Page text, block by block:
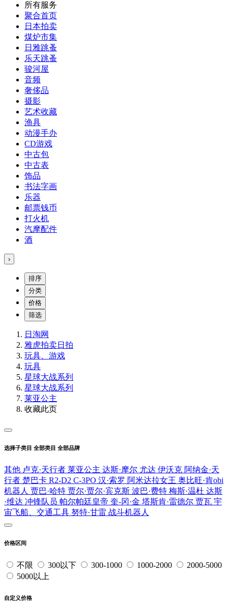
所有服务
聚合首页
日本拍卖
煤炉市集
日雅跳蚤
乐天跳蚤
骏河屋
音频
奢侈品
摄影
艺术收藏
渔具
动漫手办
CD游戏
中古包
中古表
饰品
书法字画
乐器
邮票钱币
打火机
汽摩配件
酒
›
排序
分类
价格
筛选
日淘网
雅虎拍卖日拍
玩具、游戏
玩具
星球大战系列
星球大战系列
莱亚公主
收藏此页
选择子类目 全部类目 全部品牌
其他 卢克·天行者 莱亚公主 达斯·摩尔 尤达 伊沃克 阿纳金·天
行者 楚巴卡 R2-D2 C-3PO 汉·索罗 阿米达拉女王 奥比旺·肯obi
机器人 贾巴·哈特 贾尔·贾尔·宾克斯 波巴·费特 梅斯·温杜 达斯
·维达 冲锋队员 帕尔帕廷皇帝 奎-冈·金 塔斯肯·雷德尔 贾瓦 宇
宙飞船、交通工具 努特·甘雷 战斗机器人
价格区间
不限 300以下 300-1000 1000-2000
2000-5000
5000以上
自定义价格